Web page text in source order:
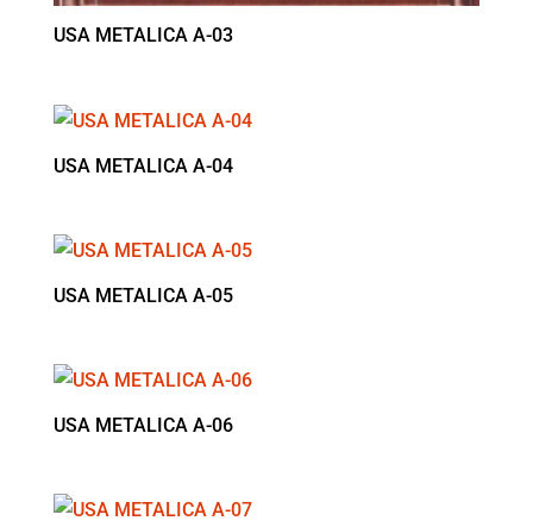
USA METALICA A-03
USA METALICA A-04
USA METALICA A-05
USA METALICA A-06